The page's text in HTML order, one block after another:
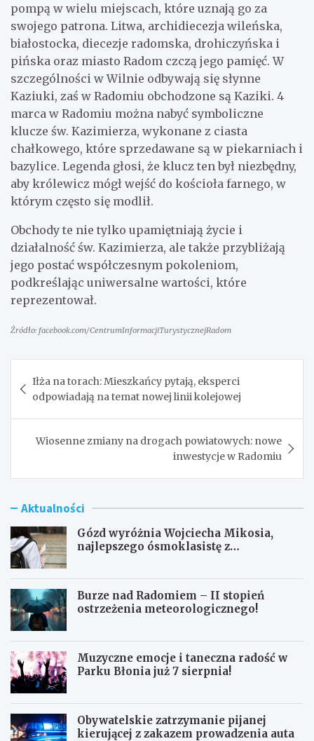
pompą w wielu miejscach, które uznają go za
swojego patrona. Litwa, archidiecezja wileńska,
białostocka, diecezje radomska, drohiczyńska i
pińska oraz miasto Radom czczą jego pamięć. W
szczególności w Wilnie odbywają się słynne
Kaziuki, zaś w Radomiu obchodzone są Kaziki. 4
marca w Radomiu można nabyć symboliczne
klucze św. Kazimierza, wykonane z ciasta
chałkowego, które sprzedawane są w piekarniach i
bazylice. Legenda głosi, że klucz ten był niezbędny,
aby królewicz mógł wejść do kościoła farnego, w
którym często się modlił.
Obchody te nie tylko upamiętniają życie i
działalność św. Kazimierza, ale także przybliżają
jego postać współczesnym pokoleniom,
podkreślając uniwersalne wartości, które
reprezentował.
Źródło: facebook.com/CentrumInformacjiTurystycznejRadom
wpisu
Iłża na torach: Mieszkańcy pytają, eksperci
odpowiadają na temat nowej linii kolejowej
Wiosenne zmiany na drogach powiatowych: nowe
inwestycje w Radomiu
Aktualności
Gózd wyróżnia Wojciecha Mikosia,
najlepszego ósmoklasistę z
Burze nad Radomiem – II stopień
ostrzeżenia meteorologicznego!
Muzyczne emocje i taneczna radość w
Parku Błonia już 7 sierpnia!
Obywatelskie zatrzymanie pijanej
kierującej z zakazem prowadzenia auta